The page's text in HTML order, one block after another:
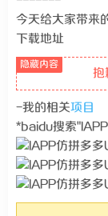
今天给大家带来
下载地址
抱
-我的相关项目
*baidu搜索